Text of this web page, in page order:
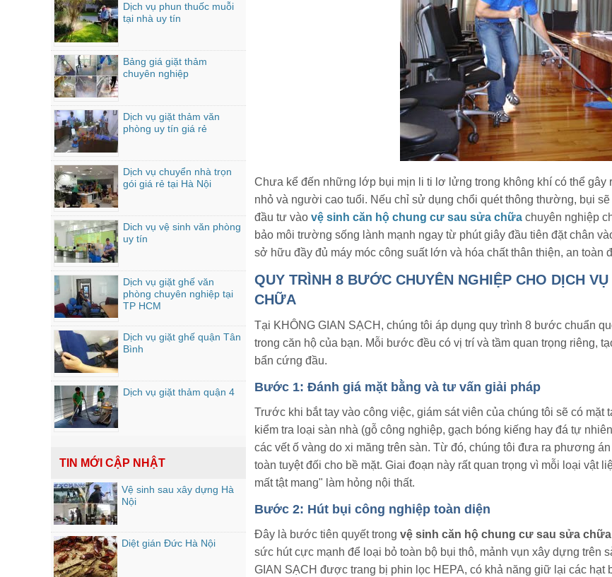
Dịch vụ phun thuốc muỗi
tại nhà uy tín
Bảng giá giặt thảm
chuyên nghiệp
Dịch vụ giặt thảm văn
phòng uy tín giá rẻ
Dịch vụ chuyển nhà trọn
gói giá rẻ tại Hà Nội
Dich vụ vệ sinh văn phòng
uy tín
Dịch vụ giặt ghế văn
phòng chuyên nghiệp tại
TP HCM
Dịch vụ giặt ghế quận Tân
Bình
Dịch vụ giặt thảm quận 4
TIN MỚI CẬP NHẬT
Vệ sinh sau xây dựng Hà
Nội
Diệt gián Đức Hà Nội
Chưa kể đến những lớp bụi mịn li ti lơ lửng trong không khí có thể
nhỏ và người cao tuổi. Nếu chỉ sử dụng chổi quét thông thường, bụi
đầu tư vào vệ sinh căn hộ chung cư sau sửa chữa chuyên nghiệp
bảo môi trường sống lành mạnh ngay từ phút giây đầu tiên đặt chân
sở hữu đầy đủ máy móc công suất lớn và hóa chất thân thiện, an toàn
QUY TRÌNH 8 BƯỚC CHUYÊN NGHIỆP CHO DỊCH
CHỮA
Tại KHÔNG GIAN SẠCH, chúng tôi áp dụng quy trình 8 bước chuẩn
trong căn hộ của bạn. Mỗi bước đều có vị trí và tầm quan trọng riêng,
bẩn cứng đầu.
Bước 1: Đánh giá mặt bằng và tư vấn giải pháp
Trước khi bắt tay vào công việc, giám sát viên của chúng tôi sẽ có
kiểm tra loại sàn nhà (gỗ công nghiệp, gạch bóng kiếng hay đá tự
các vết ố vàng do xi măng trên sàn. Từ đó, chúng tôi đưa ra phương
toàn tuyệt đối cho bề mặt. Giai đoạn này rất quan trọng vì mỗi loại vật
mất tật mang" làm hỏng nội thất.
Bước 2: Hút bụi công nghiệp toàn diện
Đây là bước tiên quyết trong vệ sinh căn hộ chung cư sau sửa chữa
sức hút cực mạnh để loại bỏ toàn bộ bụi thô, mảnh vụn xây dựng trên
GIAN SẠCH được trang bị phin lọc HEPA, có khả năng giữ lại các